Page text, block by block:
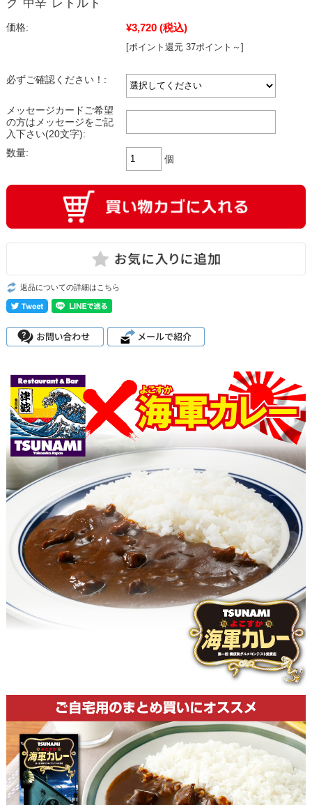
ク 中辛 レトルト
価格: ¥3,720 (税込)
[ポイント還元 37ポイント～]
必ずご確認ください！:
メッセージカードご希望
の方はメッセージをご記
入下さい(20文字):
数量:
個
返品についての詳細はこちら